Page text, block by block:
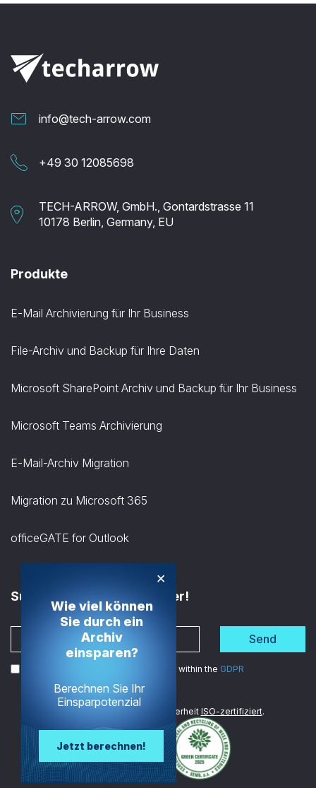
info@tech-arrow.com
+49 30 12085698
TECH-ARROW, GmbH., Gontardstrasse 11
10178 Berlin, Germany, EU
Produkte
E-Mail Archivierung für Ihr Business
File-Archiv und Backup für Ihre Daten
Microsoft SharePoint Archiv und Backup für Ihr Business
Microsoft Teams Archivierung
E-Mail-Archiv Migration
Migration zu Microsoft 365
officeGATE for Outlook
Subscribe to the Newsletter!
Send
I agree to the processing of my data within the GDPR
Wir sind im Bereich Datensicherheit ISO-zertifiziert.
×
Wie viel können
Sie durch ein
Archiv
einsparen?
Berechnen Sie Ihr
Einsparpotenzial
Jetzt berechnen!